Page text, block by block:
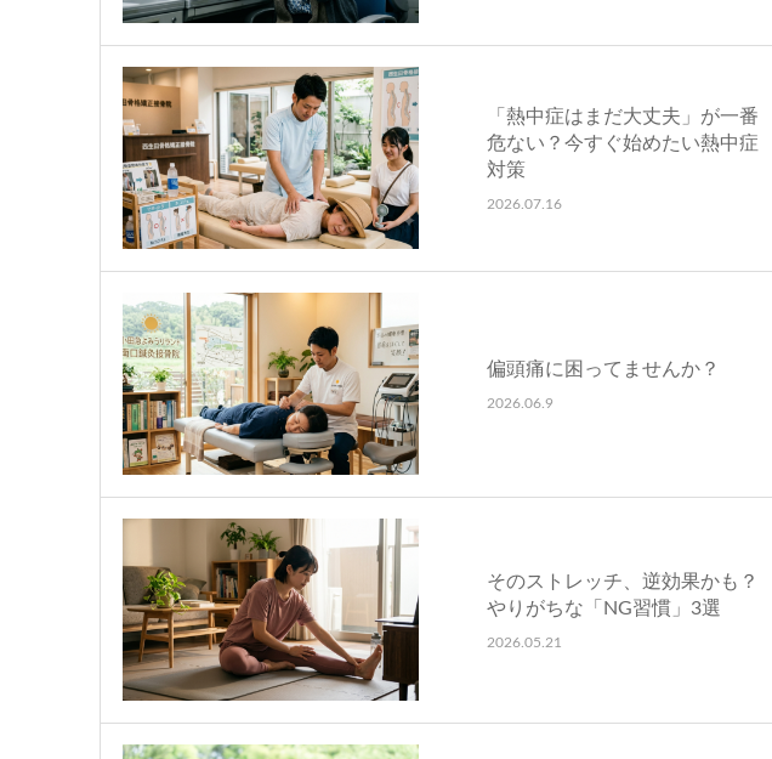
「熱中症はまだ大丈夫」が一番
危ない？今すぐ始めたい熱中症
対策
2026.07.16
偏頭痛に困ってませんか？
2026.06.9
そのストレッチ、逆効果かも？
やりがちな「NG習慣」3選
2026.05.21